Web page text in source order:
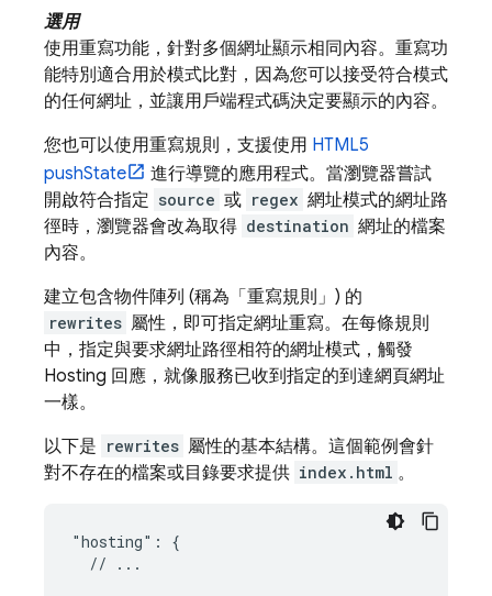
選用
使用重寫功能，針對多個網址顯示相同內容。重寫功
能特別適合用於模式比對，因為您可以接受符合模式
的任何網址，並讓用戶端程式碼決定要顯示的內容。
您也可以使用重寫規則，支援使用 HTML5
pushState
進行導覽的應用程式。當瀏覽器嘗試
開啟符合指定 source 或 regex 網址模式的網址路
徑時，瀏覽器會改為取得 destination 網址的檔案
內容。
建立包含物件陣列 (稱為「重寫規則」) 的
rewrites 屬性，即可指定網址重寫。在每條規則
中，指定與要求網址路徑相符的網址模式，觸發
Hosting 回應，就像服務已收到指定的到達網頁網址
一樣。
以下是 rewrites 屬性的基本結構。這個範例會針
對不存在的檔案或目錄要求提供 index.html 。
"hosting": {
  // ...